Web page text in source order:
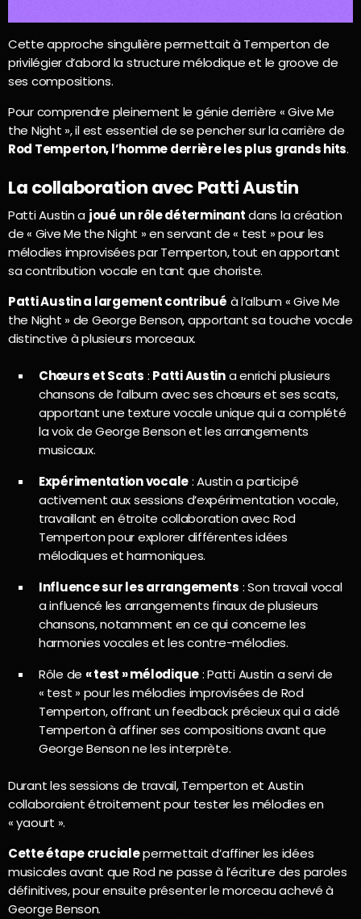
Cette approche singulière permettait à Temperton de
privilégier d’abord la structure mélodique et le groove de
ses compositions.
Pour comprendre pleinement le génie derrière « Give Me
the Night », il est essentiel de se pencher sur la carrière de
Rod Temperton, l’homme derrière les plus grands hits.
La collaboration avec Patti Austin
Patti Austin a joué un rôle déterminantdans la création
de « Give Me the Night » en servant de « test » pour les
mélodies improvisées par Temperton, tout en apportant
sa contribution vocale en tant que choriste.
Patti Austin a largement contribué à l’album « Give Me
the Night » de George Benson, apportant sa touche vocale
distinctive à plusieurs morceaux.
Chœurs et Scats : Patti Austina enrichi plusieurs
chansons de l’album avec ses chœurs et ses scats,
apportant une texture vocale unique qui a complété
la voix de George Benson et les arrangements
musicaux.
Expérimentation vocale: Austin a participé
activement aux sessions d’expérimentation vocale,
travaillant en étroite collaboration avec Rod
Temperton pour explorer différentes idées
mélodiques et harmoniques.
Influence sur les arrangements : Son travail vocal
a influencé les arrangements finaux de plusieurs
chansons, notamment en ce qui concerne les
harmonies vocales et les contre-mélodies.
Rôle de « test » mélodique: Patti Austin a servi de
« test » pour les mélodies improvisées de Rod
Temperton, offrant un feedback précieux qui a aidé
Temperton à affiner ses compositions avant que
George Benson ne les interprète.
Durant les sessions de travail, Temperton et Austin
collaboraient étroitement pour tester les mélodies en
« yaourt ».
Cette étape crucialepermettait d’affiner les idées
musicales avant que Rod ne passe à l’écriture des paroles
définitives, pour ensuite présenter le morceau achevé à
George Benson.